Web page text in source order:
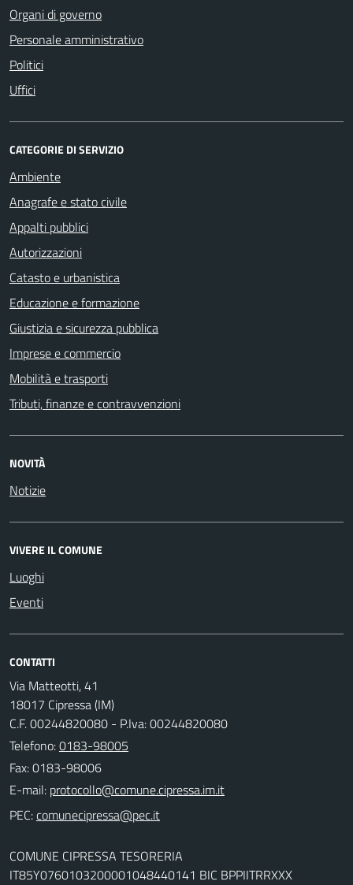
Organi di governo
Personale amministrativo
Politici
Uffici
CATEGORIE DI SERVIZIO
Ambiente
Anagrafe e stato civile
Appalti pubblici
Autorizzazioni
Catasto e urbanistica
Educazione e formazione
Giustizia e sicurezza pubblica
Imprese e commercio
Mobilità e trasporti
Tributi, finanze e contravvenzioni
NOVITÀ
Notizie
VIVERE IL COMUNE
Luoghi
Eventi
CONTATTI
Via Matteotti, 41
18017 Cipressa (IM)
C.F. 00244820080 - P.Iva: 00244820080
Telefono:0183-98005
Fax: 0183-98006
E-mail:
PEC:
COMUNE CIPRESSA TESORERIA
IT85Y0760103200001048440141 BIC BPPIITRRXXX